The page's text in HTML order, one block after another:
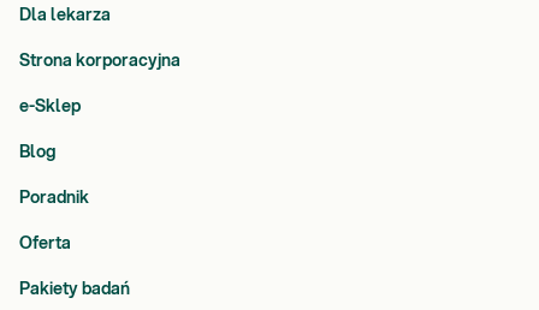
Dla lekarza
Strona korporacyjna
e-Sklep
Blog
Poradnik
Oferta
Pakiety badań